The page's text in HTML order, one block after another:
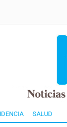
SALUD